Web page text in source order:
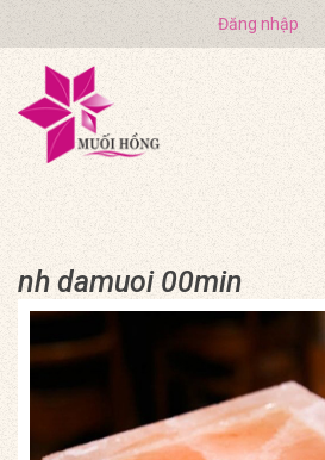
Đăng nhập
nh damuoi 00min